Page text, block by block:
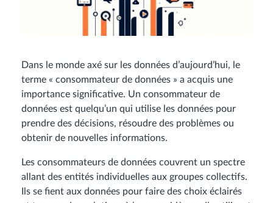
Dans le monde axé sur les données d’aujourd’hui, le
terme « consommateur de données » a acquis une
importance significative. Un consommateur de
données est quelqu’un qui utilise les données pour
prendre des décisions, résoudre des problèmes ou
obtenir de nouvelles informations.
Les consommateurs de données couvrent un spectre
allant des entités individuelles aux groupes collectifs.
Ils se fient aux données pour faire des choix éclairés